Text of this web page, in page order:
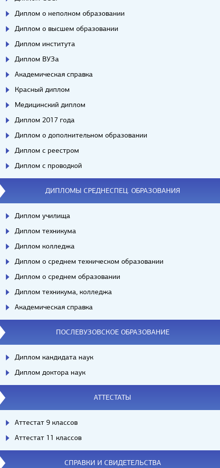
Диплом о неполном образовании
Диплом о высшем образовании
Диплом института
Диплом ВУЗа
Академическая справка
Красный диплом
Медицинский диплом
Диплом 2017 года
Диплом о дополнительном образовании
Диплом с реестром
Диплом с проводкой
ДИПЛОМЫ СРЕДНЕСПЕЦ. ОБРАЗОВАНИЯ
Диплом училища
Диплом техникума
Диплом колледжа
Диплом о среднем техническом образовании
Диплом о среднем образовании
Диплом техникума, колледжа
Академическая справка
ПОСЛЕВУЗОВСКОЕ ОБРАЗОВАНИЕ
Диплом кандидата наук
Диплом доктора наук
АТТЕСТАТЫ
Аттестат 9 классов
Аттестат 11 классов
СПРАВКИ И СВИДЕТЕЛЬСТВА